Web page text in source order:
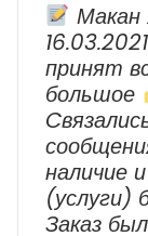
Макан
принят
большое
наличие
(услуги)
Заказ